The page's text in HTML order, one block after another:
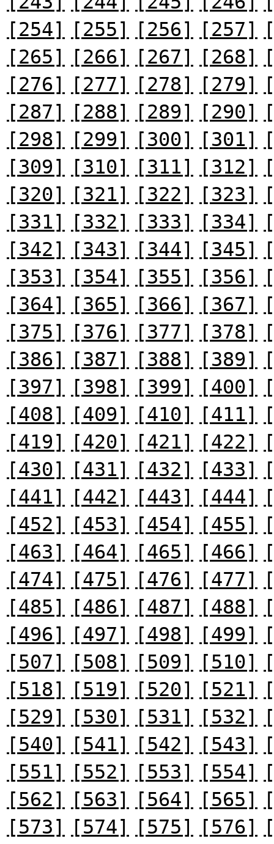
[254]
[255] [256] [257]
[265]
[266] [267] [268]
[276]
[277] [278] [279]
[287]
[288] [289] [290]
[298]
[299] [300] [301]
[309]
[310] [311] [312]
[320]
[321] [322] [323]
[331]
[332] [333] [334]
[342]
[343] [344] [345]
[353]
[354] [355] [356]
[364]
[365] [366] [367]
[375]
[376] [377] [378]
[386]
[387] [388] [389]
[397]
[398] [399] [400]
[408]
[409] [410] [411]
[419]
[420] [421] [422]
[430]
[431] [432] [433]
[441]
[442] [443] [444]
[452]
[453] [454] [455]
[463]
[464] [465] [466]
[474]
[475] [476] [477]
[485]
[486] [487] [488]
[496]
[497] [498] [499]
[507]
[508] [509] [510]
[518]
[519] [520] [521]
[529]
[530] [531] [532]
[540]
[541] [542] [543]
[551]
[552] [553] [554]
[562]
[563] [564] [565]
[573]
[574] [575] [576]